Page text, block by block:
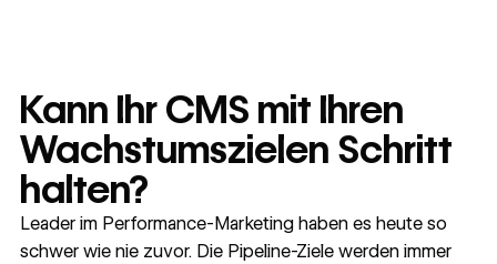
Read
story
→
Kann Ihr CMS mit Ihren
Wachstumszielen Schritt
halten?
Leader im Performance-Marketing haben es heute so
schwer wie nie zuvor. Die Pipeline-Ziele werden immer